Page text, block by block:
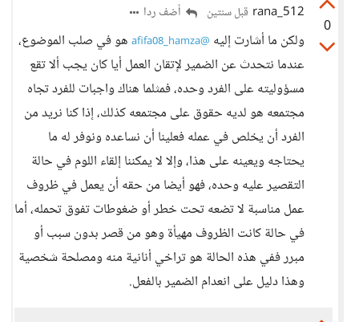
0
rana_512 قبل سنتين أضف ردا
ولكن ما أشارت إليه @afifa08_hamza
هو في صلب الموضوع،
عندما نتحدث عن الضمير لإتقان العمل أيا كان يجب ألا تقع
مسؤوليته على الفرد وحده، فمثلما هناك واجبات للفرد تجاه
مجتمعه هو لديه حقوق على مجتمعه كذلك، إذا كنا نريد من
الفرد أن يخلص في عمله فعلينا أن نساعده ونوفر له ما
يحتاجه ويعينه على هذا، وإلا لا يمكننا إلقاء اللوم في حالة
التقصير عليه وحده، فهو أيضا من حقه أن يعمل في ظروف
عمل مناسبة لا تضعه تحت خطر أو ضغوطات تفوق تحمله، أما
في حالة كانت الظروف مهيأة وهو من قصر بدون سبب أو
مبرر ففي هذه الحالة هو تراخي أنانية منه ومصلحة شخصية
وهذا دليل على انعدام الضمير بالفعل.